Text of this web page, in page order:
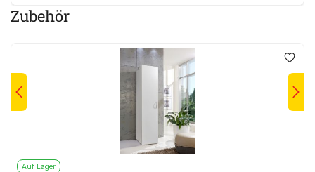
Zubehör
Auf Lager